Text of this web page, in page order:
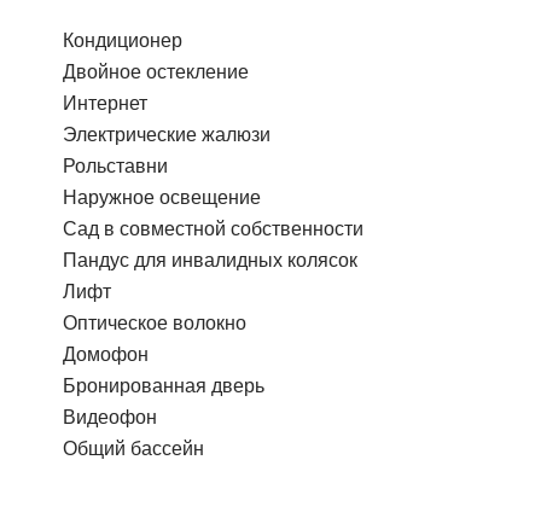
Кондиционер
Двойное остекление
Интернет
Электрические жалюзи
Рольставни
Наружное освещение
Сад в совместной собственности
Пандус для инвалидных колясок
Лифт
Оптическое волокно
Домофон
Бронированная дверь
Видеофон
Общий бассейн